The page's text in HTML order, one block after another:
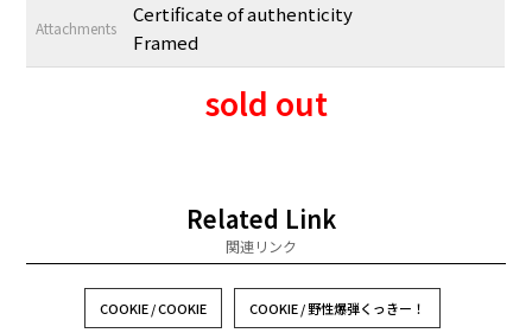
Attachments
Certificate of authenticity
Framed
sold out
Related Link
関連リンク
COOKIE / COOKIE COOKIE / 野性爆弾くっきー！